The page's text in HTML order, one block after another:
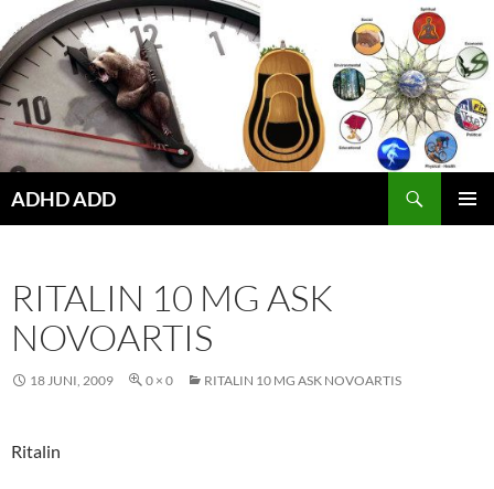
Hoppa
till
innehåll
ADHD ADD
RITALIN 10 MG ASK
NOVOARTIS
18 JUNI, 2009 0 × 0 RITALIN 10 MG ASK NOVOARTIS
Ritalin